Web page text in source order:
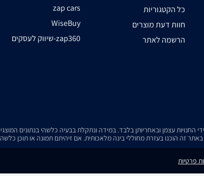
כל הקטגוריות
חוות דעת מוצרים
הרשמה לאתר
zap cars
WiseBuy
שיווק לעסקים-zap360
זה הוכנו בעזרת מחוללי בינה מלאכותית. אם זיהיתם תמונה או תוכן
פרטיות